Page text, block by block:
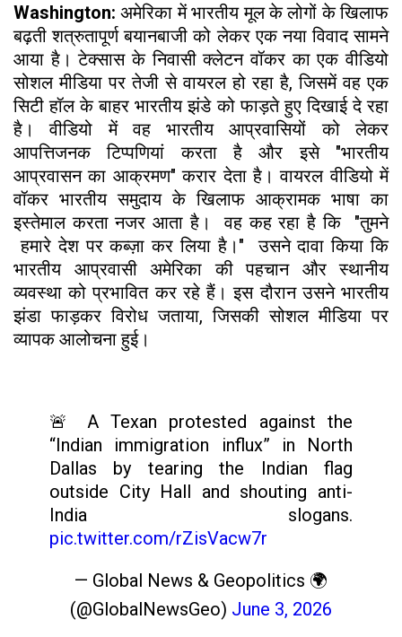
Washington:अमेरिका में भारतीय मूल के लोगों के खिलाफ
बढ़ती शत्रुतापूर्ण बयानबाजी को लेकर एक नया विवाद सामने
आया है। टेक्सास के निवासी क्लेटन वॉकर का एक वीडियो
सोशल मीडिया पर तेजी से वायरल हो रहा है, जिसमें वह एक
सिटी हॉल के बाहर भारतीय झंडे को फाड़ते हुए दिखाई दे रहा
है। वीडियो में वह भारतीय आप्रवासियों को लेकर
आपत्तिजनक टिप्पणियां करता है और इसे "भारतीय
आप्रवासन का आक्रमण" करार देता है। वायरल वीडियो में
वॉकर भारतीय समुदाय के खिलाफ आक्रामक भाषा का
इस्तेमाल करता नजर आता है। वह कह रहा है कि "तुमने
हमारे देश पर कब्ज़ा कर लिया है।" उसने दावा किया कि
भारतीय आप्रवासी अमेरिका की पहचान और स्थानीय
व्यवस्था को प्रभावित कर रहे हैं। इस दौरान उसने भारतीय
झंडा फाड़कर विरोध जताया, जिसकी सोशल मीडिया पर
व्यापक आलोचना हुई।
🚨 A Texan protested against the
“Indian immigration influx” in North
Dallas by tearing the Indian flag
outside City Hall and shouting anti-
India slogans.
pic.twitter.com/rZisVacw7r
— Global News & Geopolitics 🌍
(@GlobalNewsGeo) June 3, 2026